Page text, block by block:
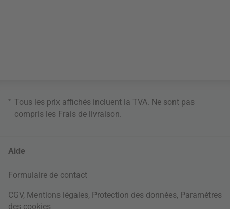
* Tous les prix affichés incluent la TVA. Ne sont pas
compris les Frais de livraison
Aide
Formulaire de contact
CGV, Mentions légales, Protection des données, Paramètres
des cookies